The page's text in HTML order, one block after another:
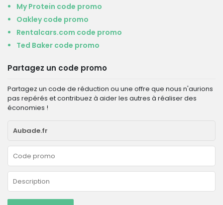
My Protein code promo
Oakley code promo
Rentalcars.com code promo
Ted Baker code promo
Partagez un code promo
Partagez un code de réduction ou une offre que nous n'aurions
pas repérés et contribuez à aider les autres à réaliser des
économies !